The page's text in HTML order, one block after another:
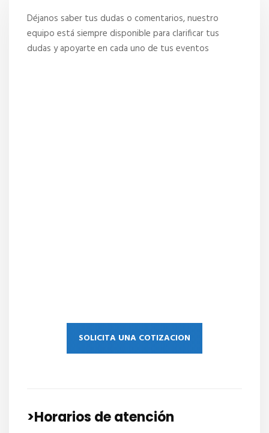
Déjanos saber tus dudas o comentarios, nuestro
equipo está siempre disponible para clarificar tus
dudas y apoyarte en cada uno de tus eventos
SOLICITA UNA COTIZACION
>Horarios de atención